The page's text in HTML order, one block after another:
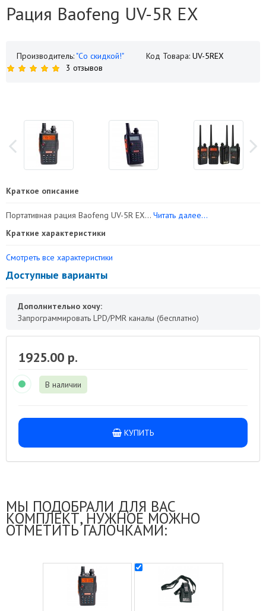
Рация Baofeng UV-5R EX
Производитель: "Со скидкой!" Код Товара: UV-5REX
3 отзывов
Краткое описание
Портативная рация Baofeng UV-5R EX... Читать далее...
Краткие характеристики
Смотреть все характеристики
Доступные варианты
Дополнительно хочу:
Запрограммировать LPD/PMR каналы (бесплатно)
1925.00 р.
В наличии
КУПИТЬ
МЫ ПОДОБРАЛИ ДЛЯ ВАС
КОМПЛЕКТ, НУЖНОЕ МОЖНО
ОТМЕТИТЬ ГАЛОЧКАМИ: